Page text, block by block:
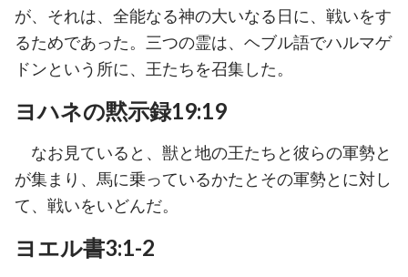
が、それは、全能なる神の大いなる日に、戦いをす
るためであった。三つの霊は、ヘブル語でハルマゲ
ドンという所に、王たちを召集した。
ヨハネの黙示録19:19
なお見ていると、獣と地の王たちと彼らの軍勢と
が集まり、馬に乗っているかたとその軍勢とに対し
て、戦いをいどんだ。
ヨエル書3:1-2